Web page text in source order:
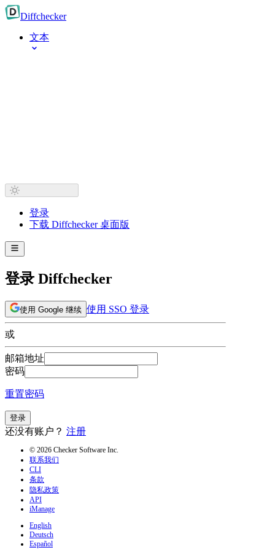
Diffchecker
文本
登录
下载 Diffchecker 桌面版
登录 Diffchecker
使用 Google 继续 使用 SSO 登录
或
邮箱地址
密码
重置密码
登录
还没有账户？ 注册
© 2026 Checker Software Inc.
联系我们
CLI
条款
隐私政策
API
iManage
English
Deutsch
Español